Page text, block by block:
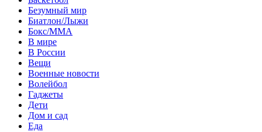
Безумный мир
Биатлон/Лыжи
Бокс/MMA
В мире
В России
Вещи
Военные новости
Волейбол
Гаджеты
Дети
Дом и сад
Еда